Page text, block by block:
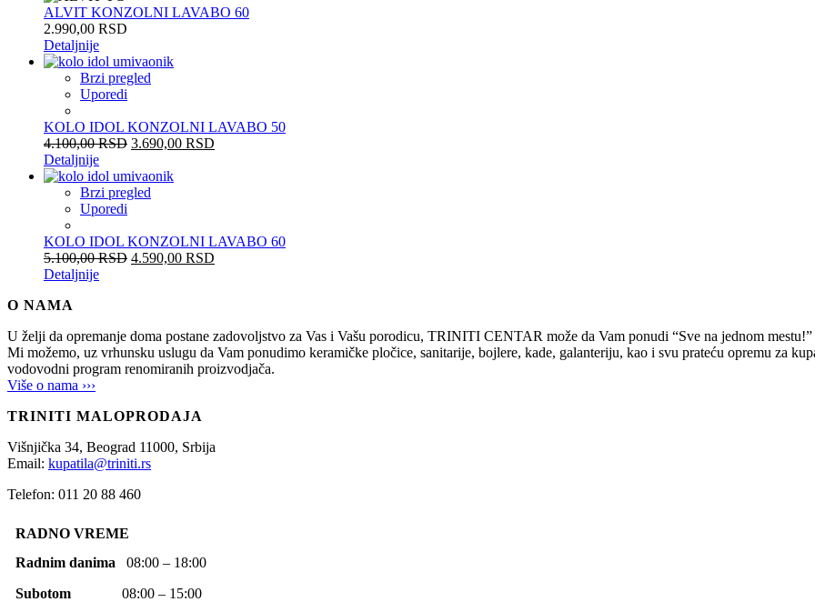
ALVIT KONZOLNI LAVABO 60
2.990,00 RSD
Detaljnije
Brzi pregled
Uporedi
KOLO IDOL KONZOLNI LAVABO 50
4.100,00RSD 3.690,00 RSD
Detaljnije
Brzi pregled
Uporedi
KOLO IDOL KONZOLNI LAVABO 60
5.100,00RSD 4.590,00 RSD
Detaljnije
O NAMA
U želji da opremanje doma postane zadovoljstvo za Vas i Vašu porodicu, TRINITI CENTAR može da Vam ponudi “Sve na jednom mestu!”
Mi možemo, uz vrhunsku uslugu da Vam ponudimo keramičke pločice, sanitarije, bojlere, kade, galanteriju, kao i svu prateću opremu za
vodovodni program renomiranih proizvodjača.
Više o nama ›››
TRINITI MALOPRODAJA
Višnjička 34, Beograd 11000, Srbija
Email: kupatila@triniti.rs
Telefon: 011 20 88 460
RADNO VREME
Radnim danima 08:00 – 18:00
Subotom 08:00 – 15:00